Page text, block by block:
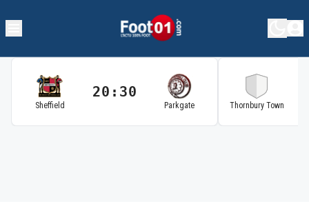
Sheffield
20:30
Parkgate Thornbury Town